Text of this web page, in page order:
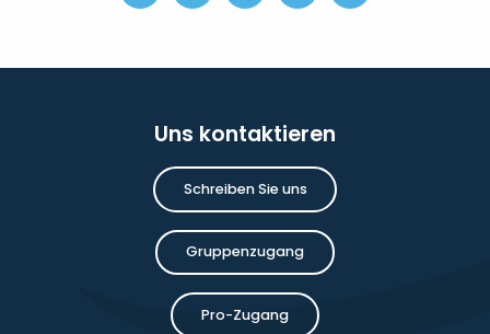
Uns kontaktieren
Schreiben Sie uns
Gruppenzugang
Pro-Zugang